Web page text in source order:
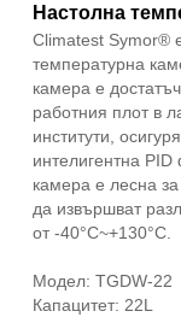
Настолна
Climatest Symor®
температурна
камера е
работния плот в
институти,
интелигентна
камера е лесна
да извършват
от -40°C~+130°C.
Модел: TGDW-22
Капацитет: 22L